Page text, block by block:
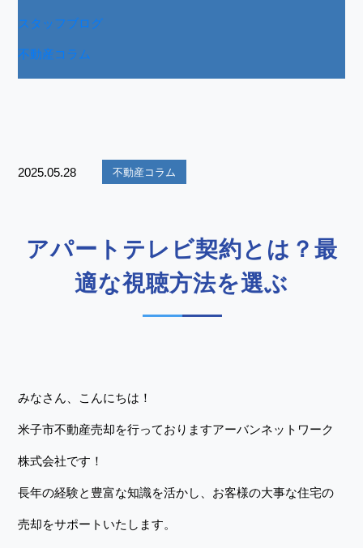
スタッフブログ
不動産コラム
アパートテレビ契約とは？最
適な視聴方法を選ぶ
不動産コラム
2025.05.28
みなさん、こんにちは！
米子市不動産売却を行っておりますアーバンネットワーク
株式会社です！
長年の経験と豊富な知識を活かし、お客様の大事な住宅の
売却をサポートいたします。